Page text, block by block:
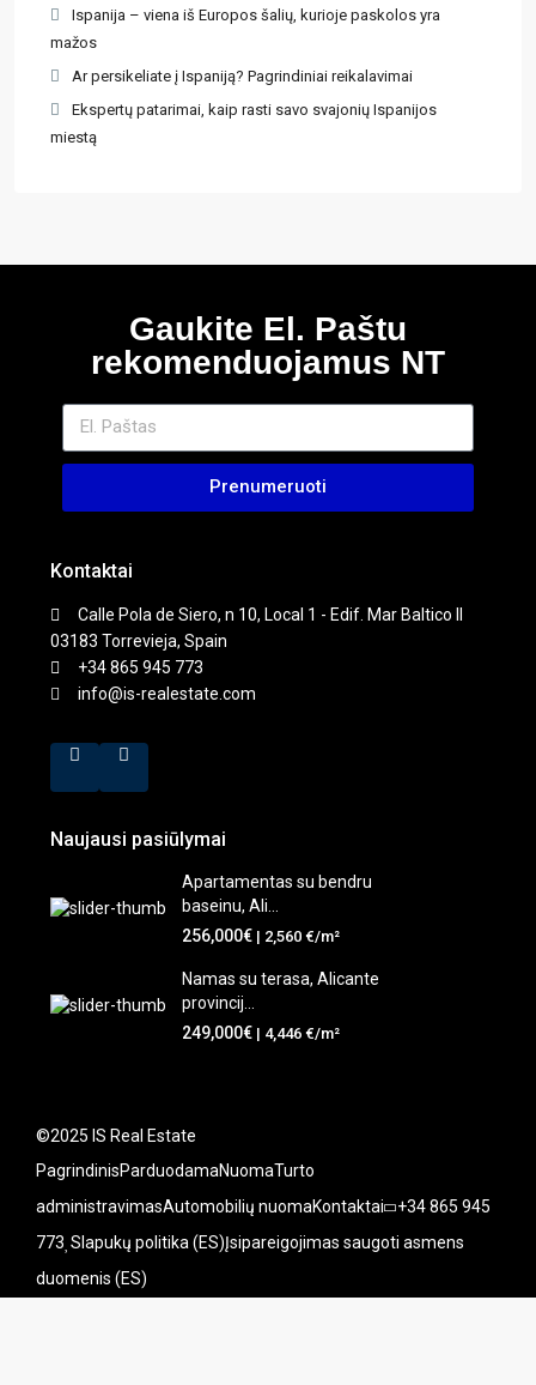
Ispanija – viena iš Europos šalių, kurioje paskolos yra
mažos
Ar persikeliate į Ispaniją? Pagrindiniai reikalavimai
Ekspertų patarimai, kaip rasti savo svajonių Ispanijos
miestą
Gaukite El. Paštu
rekomenduojamus NT
Prenumeruoti
Kontaktai
Calle Pola de Siero, n 10, Local 1 - Edif. Mar Baltico II
03183 Torrevieja, Spain
+34 865 945 773
info@is-realestate.com
Naujausi pasiūlymai
Apartamentas su bendru
baseinu, Ali...
256,000€ | 2,560 €/m²
Namas su terasa, Alicante
provincij...
249,000€ | 4,446 €/m²
©2025 IS Real Estate
PagrindinisParduodamaNuomaTurto
administravimasAutomobilių nuomaKontaktai +34 865 945
773 Slapukų politika (ES)Įsipareigojimas saugoti asmens
duomenis (ES)